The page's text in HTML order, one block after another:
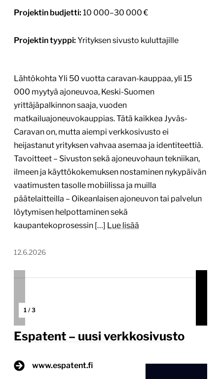
matkailuajoneuvokauppias. Tätä kaikkea Jyväs-
heijastanut yrityksen vahvaa asemaa ja identiteettiä.
vaatimusten tasolle mobiilissa ja muilla
päätelaitteilla – Oikeanlaisen ajoneuvon tai palvelun
löytymisen helpottaminen sekä
kaupantekoprosessin […]Lue lisää
12.6.2026
1/3
Espatent – uusi verkkosivusto
www.espatent.fi
Tärkein teknologia:
Projektin budjetti:10 000–30 000 €
Projektin tyyppi:Yrityksen sivusto yritysasiakkaille